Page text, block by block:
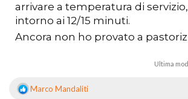
arrivare a temperatura di
intorno ai 12/15 minuti.
Ancora non ho provato a
Ultima
R
Marco Mandaliti